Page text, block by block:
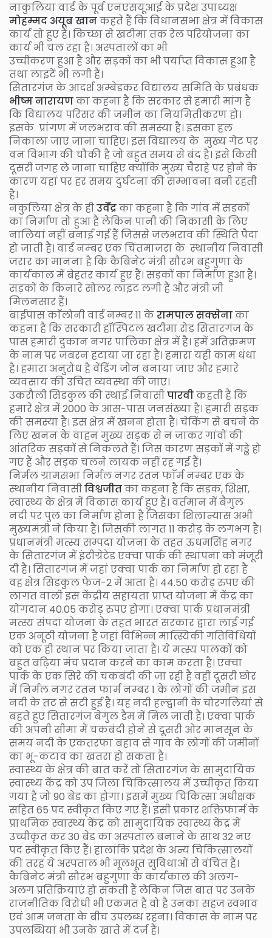
नाकुलिया वार्ड के पूर्व एनएसयूआई के प्रदेश उपाध्यक्ष
मोहम्मद अयूब खानकहते हैं कि विधानसभा क्षेत्र में विकास
कार्य तो हुए हैं। किच्छा से खटीमा तक रेल परियोजना का
कार्य भी चल रहा है। अस्पतालों का भी
उच्चीकरण हुआ है और सड़कों का भी पर्याप्त विकास हुआ है
तथा लाइटें भी लगी हैं।
सितारगंज के आदर्श अम्बेडकर विद्यालय समिति के प्रबंधक
भीष्म नारायणका कहना है कि सरकार से हमारी मांग है
कि विद्यालय परिसर की जमीन का नियमितीकरण हो।
इसके प्रांगण में जलभराव की समस्या है। इसका हल
निकाला जाए जाना चाहिए। इस विद्यालय के मुख्य गेट पर
वन विभाग की चौकी है जो बहुत समय से बंद है। इसे किसी
दूसरी जगह ले जाना चाहिए क्योंकि मुख्य चैराहे पर होने के
कारण यहां पर हर समय दुर्घटना की सम्भावना बनी रहती
है।
नकुलिया क्षेत्र के हीउर्वेंद्रका कहना है कि गांव में सड़कों
का निर्माण तो हुआ है लेकिन पानी की निकासी के लिए
नालियां नहीं बनाई गई हैं जिससे जलभराव की स्थिति पैदा
हो जाती है। वार्ड नम्बर एक चिंतमाजरा के स्थानीय निवासी
जरार का मानना है कि कैबिनेट मंत्री सौरभ बहुगुणा के
कार्यकाल में बेहतर कार्य हुए हैं। सड़कों का निर्माण हुआ है।
सड़कों के किनारे सोलर लाइट लगी हैं और मंत्री जी
मिलनसार हैं।
बाईपास काॅलोनी वार्ड नम्बर 11 केरामपाल सक्सेनाका
कहना है कि सरकारी हॉस्पिटल खटीमा रोड सितारगंज के
पास हमारी दुकान नगर पालिका क्षेत्र में है। हमें अतिक्रमण
के नाम पर जबरन हटाया जा रहा है। हमारा यही काम धंधा
है। हमारा अनुरोध है वेंडिंग जोन बनाया जाए और हमारे
व्यवसाय की उचित व्यवस्था की जाए।
उकरौली सिडकुल की स्थाई निवासीपारवीकहती हैं कि
हमारे क्षेत्र में 2000 के आस-पास जनसंख्या है। हमारी सड़क
की समस्या है। इस क्षेत्र में खनन होता है। चेकिंग से बचने के
लिए खनन के वाहन मुख्य सड़क से न जाकर गांवों की
आंतरिक सड़कों से निकलते हैं। जिस कारण सड़कों में गड्ढे हो
गए हैं और सड़क चलने लायक नहीं रह गई हैं।
निर्मल ग्रामसभा निर्मल नगर रतन फाॅर्म नम्बर एक के
स्थानीय निवासीविश्वजीतका कहना है कि सड़क, शिक्षा,
स्वास्थ्य के क्षेत्र में विकास कार्य हुए हैं। वर्तमान में बैगुल
नदी पर पुल का निर्माण होना है जिसका शिलान्यास अभी
मुख्यमंत्री ने किया है। जिसकी लागत 11 करोड़ के लगभग है।
प्रधानमंत्री मत्स्य सम्पदा योजना के तहत ऊधमसिंह नगर
के सितारगंज में इंटीग्रेटेड एक्वा पार्क की स्थापना को मंजूरी
दी है। सितारगंज में जहां एक्वा पार्क का निर्माण हो रहा है
वह क्षेत्र सिडकुल फेज-2 में आता है। 44.50 करोड़ रुपए की
लागत वाली इस केंद्रीय सहायता प्राप्त योजना में केंद्र का
योगदान 40.05 करोड़ रुपए होगा। एक्वा पार्क प्रधानमंत्री
मत्स्य संपदा योजना के तहत भारत सरकार द्वारा लाई गई
एक अनूठी योजना है जहां विभिन्न मात्स्यिकी गतिविधियों
को एक ही स्थान पर किया जाता है। ये मत्स्य पालकों को
बहुत बढ़िया मंच प्रदान करने का काम करता है। एक्वा
पार्क के एक सिरे की चकबंदी की जा रही है वहीं दूसरी छोर
में निर्मल नगर रतन फार्म नम्बर 1 के लोगों की जमीन इस
नदी के तट से सटी हुई है। यह नदी हल्द्वानी के चोरगलियां से
बहते हुए सितारगंज बेगुल डैम में मिल जाती है। एक्वा पार्क
की अपनी सीमा में चकबंदी होने से दूसरी ओर मानसून के
समय नदी के एकतरफा बहाव से गांव के लोगों की जमीनों
का भू-कटाव का खतरा हो सकता है।
स्वास्थ्य के क्षेत्र की बात करें तो सितारगंज के सामुदायिक
स्वास्थ्य केंद्र को उप जिला चिकित्सालय में उच्चीकृत किया
गया है जो 90 बेड का होगा। इसमें मुख्य चिकित्सा अधीक्षक
सहित 65 पद स्वीकृत किए गए हैं। इसी प्रकार शक्तिफार्म के
प्राथमिक स्वास्थ्य केंद्र को सामुदायिक स्वास्थ्य केंद्र में
उच्चीकृत कर 30 बेड का अस्पताल बनाने के साथ 32 नए
पद स्वीकृत किए हैं। हालांकि प्रदेश के अन्य चिकित्सालयों
की तरह ये अस्पताल भी मूलभूत सुविधाओं से वंचित हैं।
कैबिनेट मंत्री सौरभ बहुगुणा के कार्यकाल की अलग-
अलग प्रतिक्रियाएं हो सकती हैं लेकिन जिस बात पर उनके
राजनीतिक विरोधी भी एकमत हैं वो है उनका सहज स्वभाव
एवं आम जनता के बीच उपलब्ध रहना। विकास के नाम पर
उपलब्धियां भी उनके खाते में दर्ज हैं।